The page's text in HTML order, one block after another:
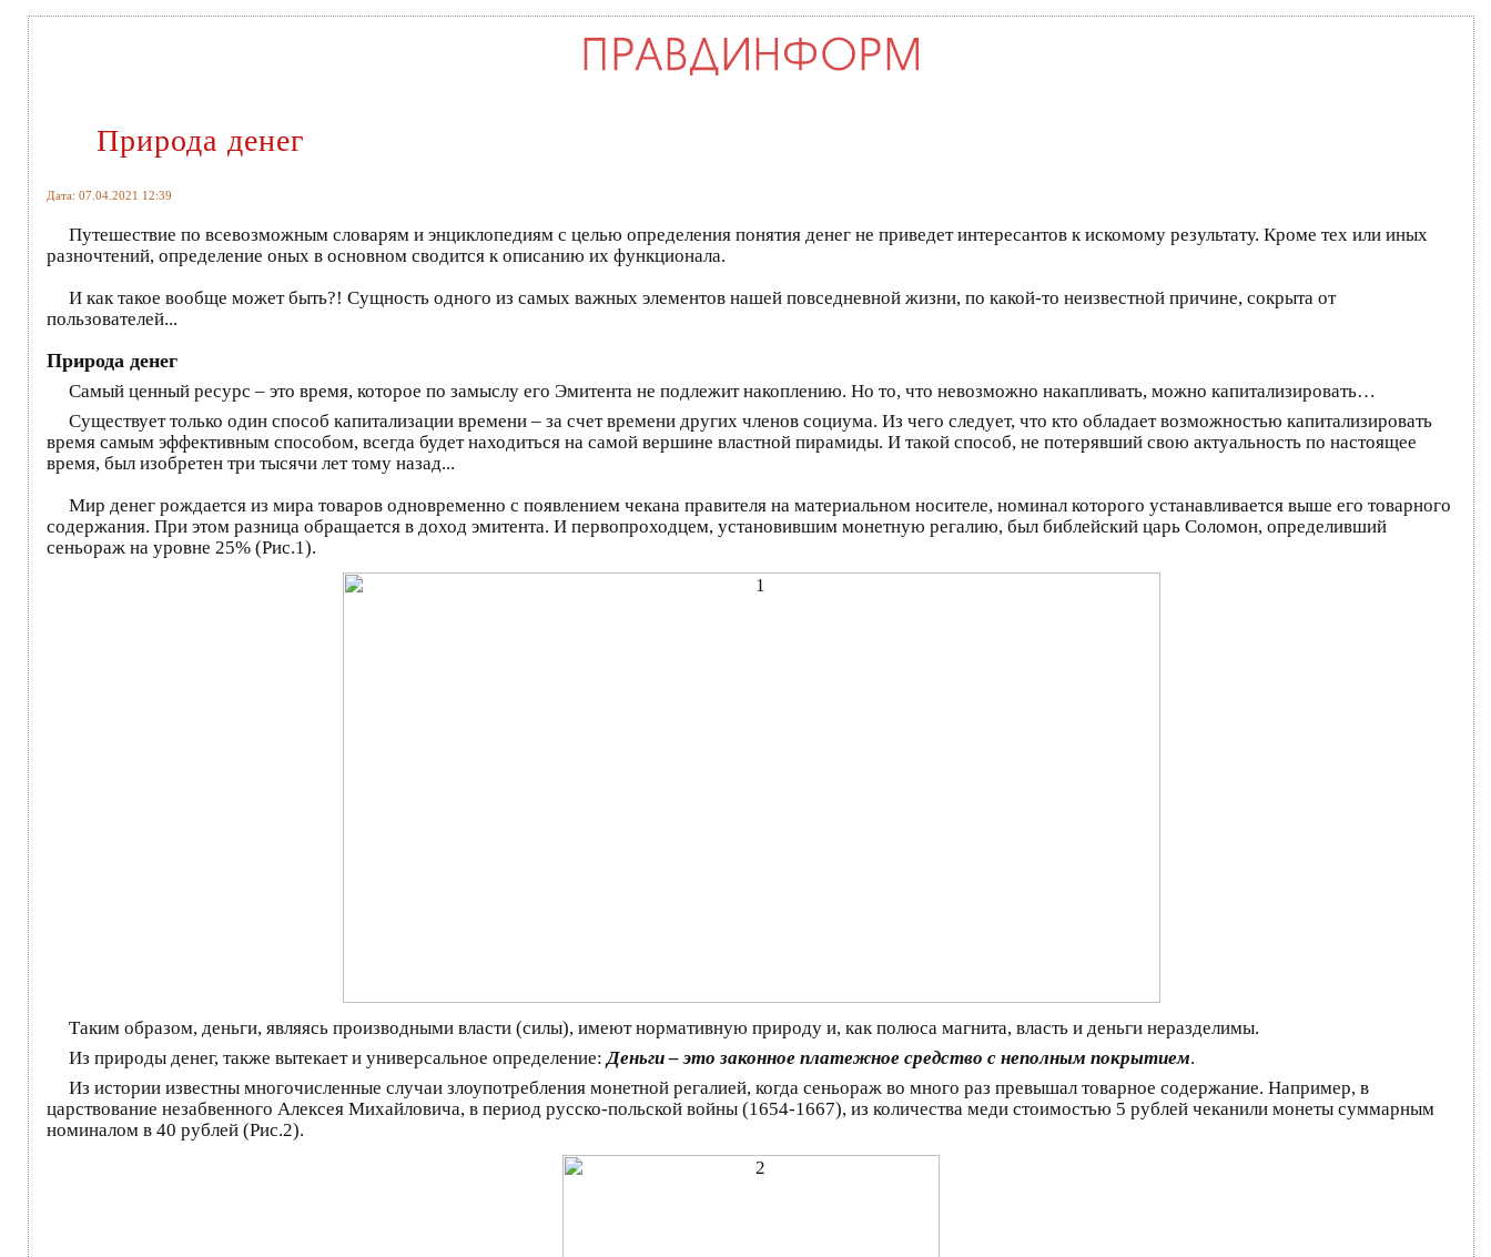
Природа денег
Дата: 07.04.2021 12:39
Путешествие по всевозможным словарям и энциклопедиям с целью определения понятия денег не приведет интересантов к искомому результату. Кроме тех или иных
разночтений, определение оных в основном сводится к описанию их функционала.
И как такое вообще может быть?! Сущность одного из самых важных элементов нашей повседневной жизни, по какой-то неизвестной причине, сокрыта от
пользователей...
Природа денег
Самый ценный ресурс – это время, которое по замыслу его Эмитента не подлежит накоплению. Но то, что невозможно накапливать, можно капитализировать…
Существует только один способ капитализации времени – за счет времени других членов социума. Из чего следует, что кто обладает возможностью капитализировать
время самым эффективным способом, всегда будет находиться на самой вершине властной пирамиды. И такой способ, не потерявший свою актуальность по настоящее
время, был изобретен три тысячи лет тому назад...
Мир денег рождается из мира товаров одновременно с появлением чекана правителя на материальном носителе, номинал которого устанавливается выше его товарного
содержания. При этом разница обращается в доход эмитента. И первопроходцем, установившим монетную регалию, был библейский царь Соломон, определивший
сеньораж на уровне 25% (Рис.1).
Таким образом, деньги, являясь производными власти (силы), имеют нормативную природу и, как полюса магнита, власть и деньги неразделимы.
Из природы денег, также вытекает и универсальное определение: Деньги – это законное платежное средство с неполным покрытием.
Из истории известны многочисленные случаи злоупотребления монетной регалией, когда сеньораж во много раз превышал товарное содержание. Например, в
царствование незабвенного Алексея Михайловича, в период русско-польской войны (1654-1667), из количества меди стоимостью 5 рублей чеканили монеты суммарным
номиналом в 40 рублей (Рис.2).